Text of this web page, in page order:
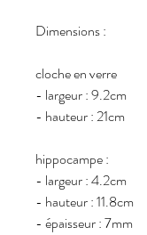
Dimensions :
cloche en verre
- largeur : 9.2cm
- hauteur : 21cm
hippocampe :
- largeur : 4.2cm
- hauteur : 11.8cm
- épaisseur : 7mm